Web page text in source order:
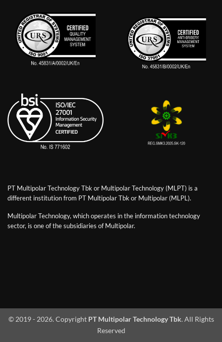
PT Multipolar Technology Tbk or Multipolar Technology (MLPT) is a
different institution from PT Multipolar Tbk or Multipolar (MLPL).
Multipolar Technology, which operates in the information technology
sector, is one of the subsidiaries of Multipolar.
© 2019 - 2026. Copyright PT Multipolar Technology Tbk. All Rights
Reserved